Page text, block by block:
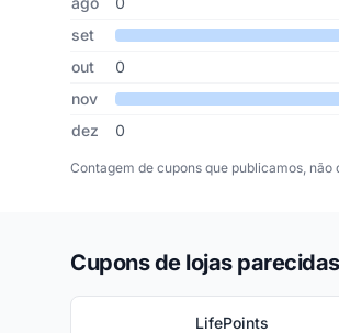
set
out
0
nov
dez 0
Contagem de cupons que publicamos,
Cupons de lojas
LifePoints